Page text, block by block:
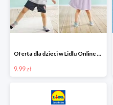
Oferta dla dzieci w Lidlu Online od 9,99 zł
9.99 zł